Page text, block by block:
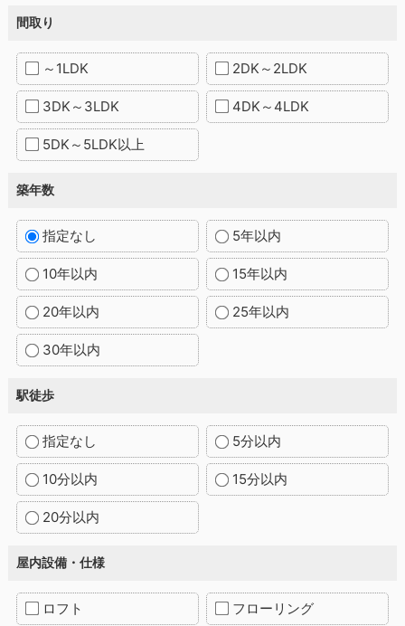
間取り
～1LDK 2DK～2LDK
3DK～3LDK 4DK～4LDK
5DK～5LDK以上
築年数
指定なし 5年以内
10年以内 15年以内
20年以内 25年以内
30年以内
駅徒歩
指定なし 5分以内
10分以内 15分以内
20分以内
屋内設備・仕様
ロフト フローリング